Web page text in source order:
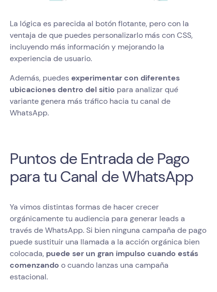
La lógica es parecida al botón flotante, pero con la
ventaja de que puedes personalizarlo más con CSS,
incluyendo más información y mejorando la
experiencia de usuario.
Además, puedes experimentar con diferentes
ubicaciones dentro del sitio para analizar qué
variante genera más tráfico hacia tu canal de
WhatsApp.
Puntos de Entrada de Pago
para tu Canal de WhatsApp
Ya vimos distintas formas de hacer crecer
orgánicamente tu audiencia para generar leads a
través de WhatsApp. Si bien ninguna campaña de pago
puede sustituir una llamada a la acción orgánica bien
colocada, puede ser un gran impulso cuando estás
comenzando o cuando lanzas una campaña
estacional.